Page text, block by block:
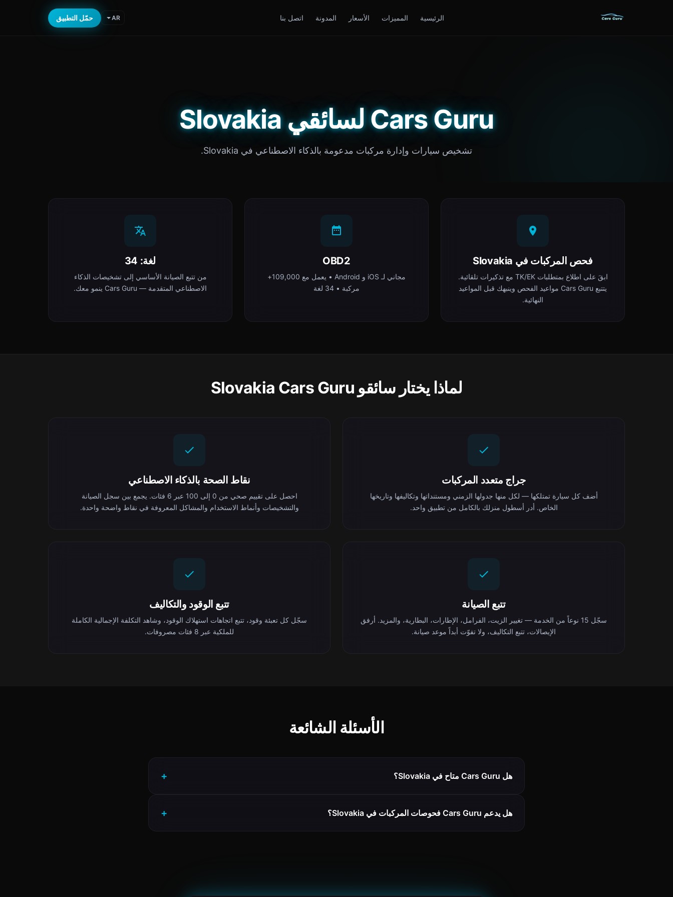
الرئيسية المميزات الأسعار المدونة اتصل بنا AR حمّل التطبيق
Cars Guru لسائقي Slovakia
تشخيص سيارات وإدارة مركبات مدعومة بالذكاء الاصطناعي في Slovakia.
فحص المركبات في Slovakia
ابقَ على اطلاع بمتطلبات TK/EK مع تذكيرات تلقائية.
يتتبع Cars Guru مواعيد الفحص وينبهك قبل المواعيد
النهائية.
OBD2
مجاني لـ iOS و Android • يعمل مع 109,000+
مركبة • 34 لغة
لغة: 34
من تتبع الصيانة الأساسي إلى تشخيصات الذكاء
الاصطناعي المتقدمة — Cars Guru ينمو معك.
لماذا يختار سائقو Slovakia Cars Guru
جراج متعدد المركبات
أضف كل سيارة تمتلكها — لكل منها جدولها الزمني ومستنداتها وتكاليفها وتاريخها
الخاص. أدر أسطول منزلك بالكامل من تطبيق واحد.
نقاط الصحة بالذكاء الاصطناعي
احصل على تقييم صحي من 0 إلى 100 عبر 6 فئات. يجمع بين سجل الصيانة
والتشخيصات وأنماط الاستخدام والمشاكل المعروفة في نقاط واضحة واحدة.
تتبع الصيانة
سجّل 15 نوعاً من الخدمة — تغيير الزيت، الفرامل، الإطارات، البطارية، والمزيد. أرفق
الإيصالات، تتبع التكاليف، ولا تفوّت أبداً موعد صيانة.
تتبع الوقود والتكاليف
سجّل كل تعبئة وقود، تتبع اتجاهات استهلاك الوقود، وشاهد التكلفة الإجمالية الكاملة
للملكية عبر 8 فئات مصروفات.
الأسئلة الشائعة
هل Cars Guru متاح في Slovakia؟
هل يدعم Cars Guru فحوصات المركبات في Slovakia؟